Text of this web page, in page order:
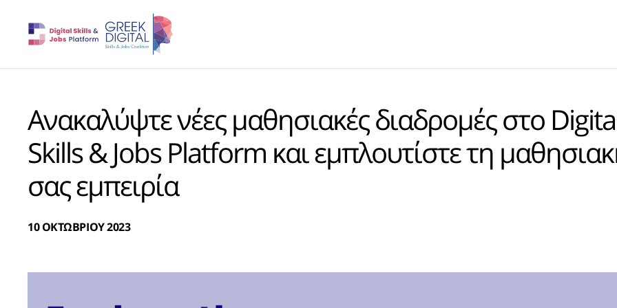
Ανακαλύψτε νέες μαθησιακές διαδρομές στο
Skills & Jobs Platform και εμπλουτίστε τη
σας εμπειρία
10 ΟΚΤΩΒΡΙΟΥ 2023